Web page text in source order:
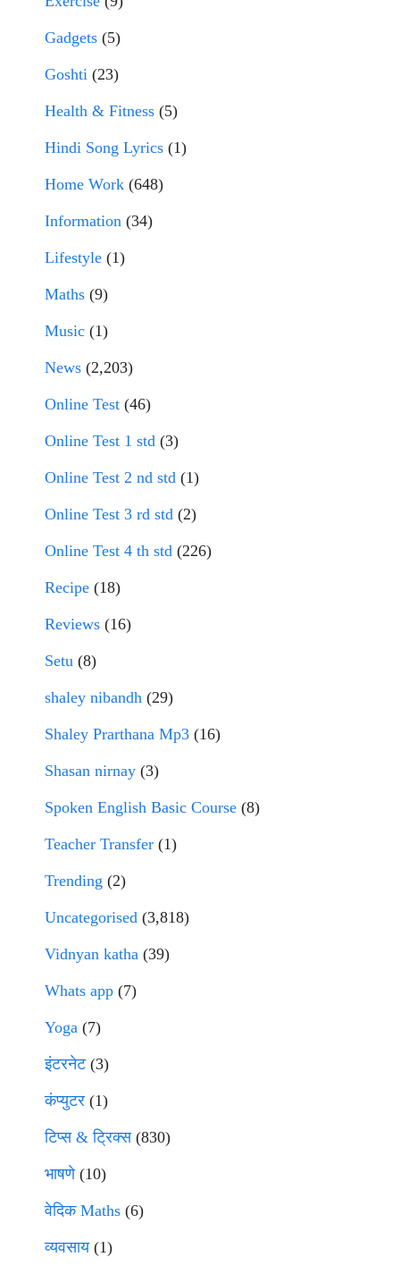
Gadgets (5)
Goshti (23)
Health & Fitness (5)
Hindi Song Lyrics (1)
Home Work (648)
Information (34)
Lifestyle (1)
Maths (9)
Music (1)
News (2,203)
Online Test (46)
Online Test 1 std (3)
Online Test 2 nd std (1)
Online Test 3 rd std (2)
Online Test 4 th std (226)
Recipe (18)
Reviews (16)
Setu (8)
shaley nibandh (29)
Shaley Prarthana Mp3 (16)
Shasan nirnay (3)
Spoken English Basic Course (8)
Teacher Transfer (1)
Trending (2)
Uncategorised (3,818)
Vidnyan katha (39)
Whats app (7)
Yoga (7)
इंटरनेट(3)
कंप्युटर (1)
टिप्स & ट्रिक्स(830)
भाषणे(10)
वेदिक Maths (6)
व्यवसाय(1)